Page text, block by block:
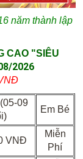
năm thành lập
CAO "SIÊU
2026
09
Em Bé
VNĐ
Miễn
Phí